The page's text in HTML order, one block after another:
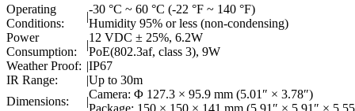
Operating
Conditions:
|
-30 °C ~ 60 °C (-22 °F ~ 140 °F)
Humidity 95% or less (non-condensing)
Power
Consumption:
|
12 VDC ± 25%, 6.2W
PoE(802.3af, class 3), 9W
Weather Proof: |IP67
IR Range:
|Up to 30m
Dimensions:
|
Camera: Φ 127.3 × 95.9 mm (5.01″ × 3.78″)